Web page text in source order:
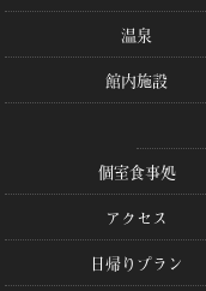
温泉
館内施設
個室食事処
アクセス
日帰りプラン